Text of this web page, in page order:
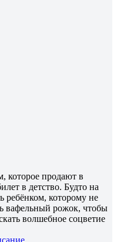
которое продают в
в детство. Будто на
ребёнком, которому не
вафельный рожок, чтобы
волшебное соцветие